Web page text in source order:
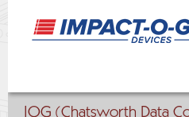
IOG (Chatsworth Data